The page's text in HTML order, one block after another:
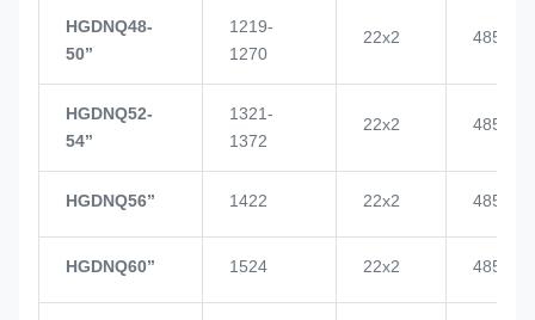
HGDNQ48-
50’’
1219-
1270
22x2 4855
HGDNQ52-
54’’
1321-
1372
22x2 4855
HGDNQ56’’ 1422 22x2 4855
HGDNQ60’’ 1524 22x2 4855